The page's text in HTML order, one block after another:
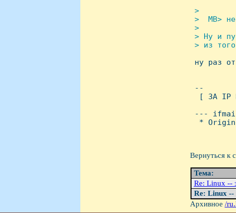
>
>  MB>
>
> Hу и
> из
ну раз
--
[ ЗА IP
--- ifmail
*
Вернуться к
Тема:
Re: Linux --
Re: Linux --
Архивное /